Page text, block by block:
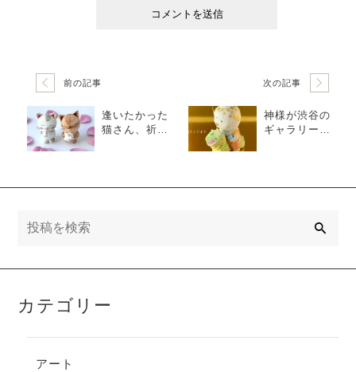
前の記事
逢いたかった
猫さん、祈る
次の記事
神様が渋谷の
ギャラリーに
カテゴリー
アート